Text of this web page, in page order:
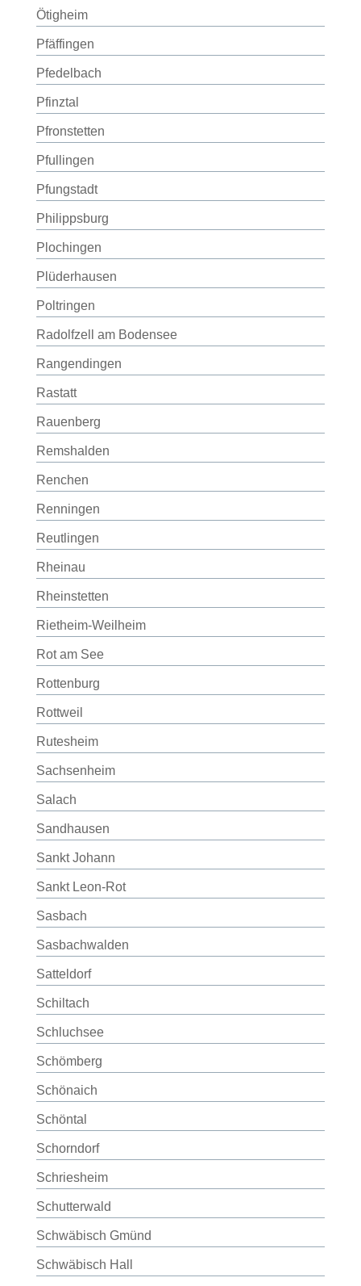
Ötigheim
Pfäffingen
Pfedelbach
Pfinztal
Pfronstetten
Pfullingen
Pfungstadt
Philippsburg
Plochingen
Plüderhausen
Poltringen
Radolfzell am Bodensee
Rangendingen
Rastatt
Rauenberg
Remshalden
Renchen
Renningen
Reutlingen
Rheinau
Rheinstetten
Rietheim-Weilheim
Rot am See
Rottenburg
Rottweil
Rutesheim
Sachsenheim
Salach
Sandhausen
Sankt Johann
Sankt Leon-Rot
Sasbach
Sasbachwalden
Satteldorf
Schiltach
Schluchsee
Schömberg
Schönaich
Schöntal
Schorndorf
Schriesheim
Schutterwald
Schwäbisch Gmünd
Schwäbisch Hall